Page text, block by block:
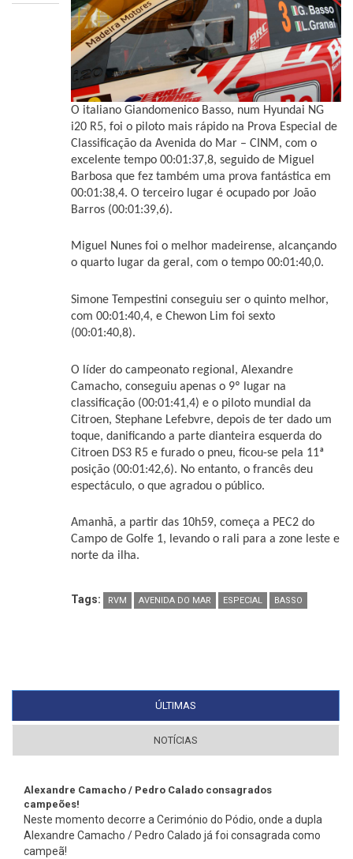
O italiano Giandomenico Basso, num Hyundai NG
i20 R5, foi o piloto mais rápido na Prova Especial de
Classificação da Avenida do Mar – CINM, com o
excelente tempo 00:01:37,8, seguido de Miguel
Barbosa que fez também uma prova fantástica em
00:01:38,4. O terceiro lugar é ocupado por João
Barros (00:01:39,6).
Miguel Nunes foi o melhor madeirense, alcançando
o quarto lugar da geral, com o tempo 00:01:40,0.
Simone Tempestini conseguiu ser o quinto melhor,
com 00:01:40,4, e Chewon Lim foi sexto
(00:01:40,8).
O líder do campeonato regional, Alexandre
Camacho, conseguiu apenas o 9º lugar na
classificação (00:01:41,4) e o piloto mundial da
Citroen, Stephane Lefebvre, depois de ter dado um
toque, danificando a parte dianteira esquerda do
Citroen DS3 R5 e furado o pneu, ficou-se pela 11ª
posição (00:01:42,6). No entanto, o francês deu
espectáculo, o que agradou o público.
Amanhã, a partir das 10h59, começa a PEC2 do
Campo de Golfe 1, levando o rali para a zone leste e
norte da ilha.
Tags: RVM AVENIDA DO MAR ESPECIAL BASSO
ÚLTIMAS
NOTÍCIAS
Alexandre Camacho / Pedro Calado consagrados
campeões!
Neste momento decorre a Cerimónio do Pódio, onde a dupla
Alexandre Camacho / Pedro Calado já foi consagrada como
campeã!